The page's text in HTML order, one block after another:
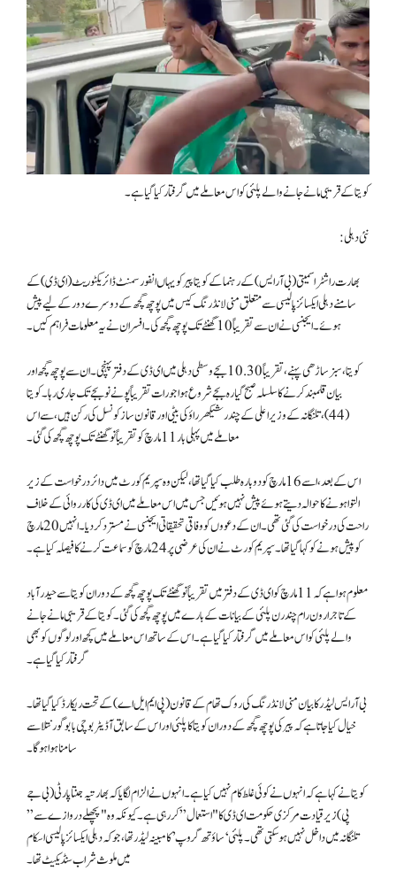
کویتا کے قریبی مانے جانے والے پلئی کو اس معاملے میں گرفتار کیا گیا ہے۔
نئی دہلی:
بھارت راشٹرا سمیتی (بی آر ایس) کے رہنما کے کویتا پیر کو یہاں انفورسمنٹ ڈائریکٹوریٹ (ای ڈی) کے
سامنے دہلی ایکسائز پالیسی سے متعلق منی لانڈرنگ کیس میں پوچھ گچھ کے دوسرے دور کے لیے پیش
ہوئے۔ ایجنسی نے ان سے تقریباً 10 گھنٹے تک پوچھ گچھ کی۔ افسران نے یہ معلومات فراہم کیں۔
کویتا، سبز ساڑھی پہنے، تقریباً 10.30 بجے وسطی دہلی میں ای ڈی کے دفتر پہنچی۔ ان سے پوچھ گچھ اور
بیان قلمبند کرنے کا سلسلہ صبح گیارہ بجے شروع ہوا جو رات تقریباً پونے نو بجے تک جاری رہا۔ کویتا
(44)، تلنگانہ کے وزیر اعلی کے چندر شیکھر راؤ کی بیٹی اور قانون ساز کونسل کی رکن ہیں، سے اس
معاملے میں پہلی بار 11 مارچ کو تقریباً نو گھنٹے تک پوچھ گچھ کی گئی۔
اس کے بعد، اسے 16 مارچ کو دوبارہ طلب کیا گیا تھا، لیکن وہ سپریم کورٹ میں دائر درخواست کے زیر
التوا ہونے کا حوالہ دیتے ہوئے پیش نہیں ہوئیں جس میں اس معاملے میں ای ڈی کی کارروائی کے خلاف
راحت کی درخواست کی گئی تھی۔ ان کے دعووں کو وفاقی تحقیقاتی ایجنسی نے مسترد کر دیا۔ انہیں 20 مارچ
کو پیش ہونے کو کہا گیا تھا۔ سپریم کورٹ نے ان کی عرضی پر 24 مارچ کو سماعت کرنے کا فیصلہ کیا ہے۔
معلوم ہوا ہے کہ 11 مارچ کو ای ڈی کے دفتر میں تقریباً نو گھنٹے تک پوچھ گچھ کے دوران کویتا سے حیدرآباد
کے تاجر ارون رام چندرن پلئی کے بیانات کے بارے میں پوچھ گچھ کی گئی۔ کویتا کے قریبی مانے جانے
والے پلئی کو اس معاملے میں گرفتار کیا گیا ہے۔ اس کے ساتھ اس معاملے میں کچھ اور لوگوں کو بھی
گرفتار کیا گیا ہے۔
بی آر ایس لیڈر کا بیان منی لانڈرنگ کی روک تھام کے قانون (پی ایم ایل اے) کے تحت ریکارڈ کیا گیا تھا۔
خیال کیا جاتا ہے کہ پیر کی پوچھ گچھ کے دوران کویتا کا پلئی اور اس کے سابق آڈیٹر بوچی بابو گورنتلا سے
سامنا ہوا ہوگا۔
کویتا نے کہا ہے کہ انہوں نے کوئی غلط کام نہیں کیا ہے۔ انہوں نے الزام لگایا کہ بھارتیہ جنتا پارٹی (بی جے
پی) زیرقیادت مرکزی حکومت ای ڈی کا "استعمال” کر رہی ہے۔ کیونکہ وہ "پچھلے دروازے سے”
تلنگانہ میں داخل نہیں ہو سکتی تھی۔ پلئی ‘ساؤتھ گروپ’ کا مبینہ لیڈر تھا، جو کہ دہلی ایکسائز پالیسی اسکام
میں ملوث شراب سنڈیکیٹ تھا۔